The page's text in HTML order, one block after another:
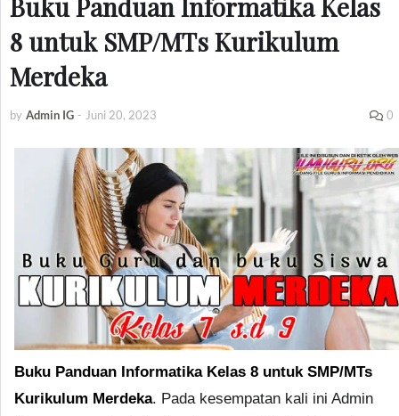
Buku Panduan Informatika Kelas
8 untuk SMP/MTs Kurikulum
Merdeka
by Admin IG - Juni 20, 2023 0
Buku Panduan Informatika Kelas 8 untuk SMP/MTs
Kurikulum Merdeka. Pada kesempatan kali ini Admin